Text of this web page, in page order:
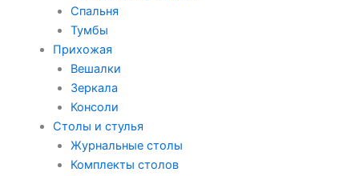
Спальня
Тумбы
Прихожая
Вешалки
Зеркала
Консоли
Столы и стулья
Журнальные столы
Комплекты столов